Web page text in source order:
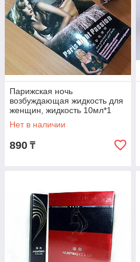
Парижская ночь
возбуждающая жидкость для
женщин, жидкость 10мл*1
флакон
Нет в наличии
890 ₸